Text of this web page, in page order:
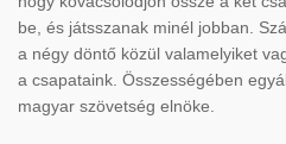
be, és játsszanak minél jobban.
a négy döntő közül valamelyiket
a csapataink. Összességében
magyar szövetség elnöke.